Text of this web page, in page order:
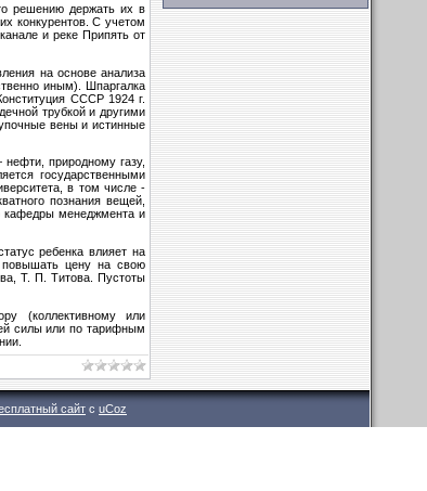
решению держать их в
конкурентов. С учетом
и реке Припять от
на основе анализа
иным). Шпаргалка
СССР 1924 г.
трубкой и другими
вены и истинные
природному газу,
государственными
в том числе -
познания вещей,
кафедры менеджмента и
ребенка влияет на
повышать цену на свою
Т. П. Титова. Пустоты
(коллективному или
силы или по тарифным
сайт с uCoz